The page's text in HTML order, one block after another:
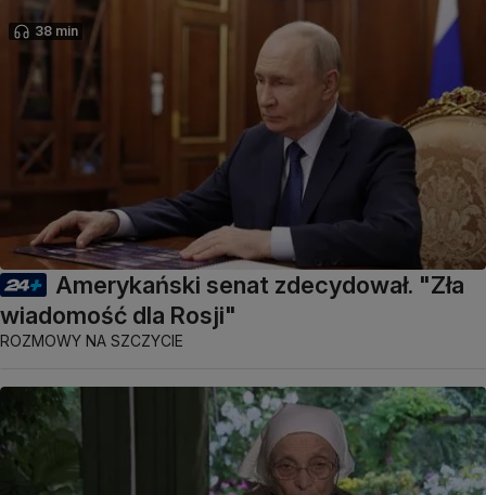
38 min
Amerykański senat zdecydował. "Zła
wiadomość dla Rosji"
ROZMOWY NA SZCZYCIE